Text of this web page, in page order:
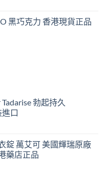
黑巧克力 香港現貨正品
勃起持久
口
錠 萬艾可 美國輝瑞原廠
藥店正品